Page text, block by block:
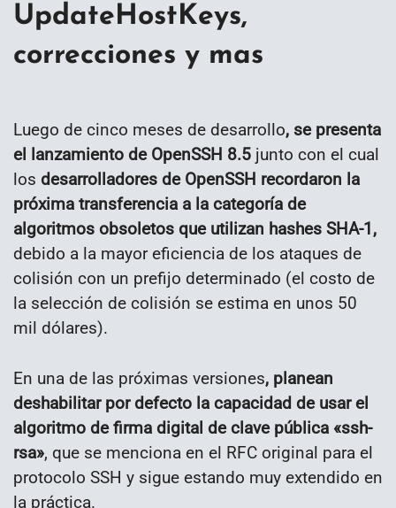
UpdateHostKeys,
correcciones y mas
Luego de cinco meses de desarrollo, se presenta
el lanzamiento de OpenSSH 8.5 junto con el cual
los desarrolladores de OpenSSH recordaron la
próxima transferencia a la categoría de
algoritmos obsoletos que utilizan hashes SHA-1,
debido a la mayor eficiencia de los ataques de
colisión con un prefijo determinado (el costo de
la selección de colisión se estima en unos 50
mil dólares).
En una de las próximas versiones, planean
deshabilitar por defecto la capacidad de usar el
algoritmo de firma digital de clave pública «ssh-
rsa», que se menciona en el RFC original para el
protocolo SSH y sigue estando muy extendido en
la práctica.